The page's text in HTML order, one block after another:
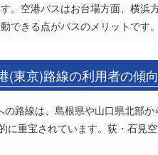
。空港バスはお台場方面、横
できる点がバスのメリットです。
(東京)路線の利用者の傾向
路線は、島根県や山口県北部
に重宝されています。荻・石見